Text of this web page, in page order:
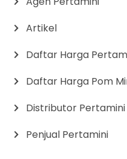
Artikel
Daftar Harga
Daftar Harga Pom
Distributor Pertamini
Penjual Pertamini